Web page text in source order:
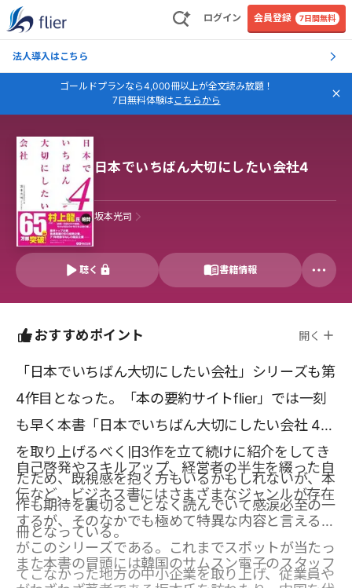
ログイン 会員登録 7日間無料
法人導入はこちら
ゴールドプランなら4,000冊以上が全文読み放題！
7日無料体験はこちらから
日本でいちばん大切にしたい会社4
坂本光司
聴く 書籍情報
おすすめポイント 開く
「日本でいちばん大切にしたい会社」シリーズも第
4作目となった。「本の要約サイトflier」では一刻
も早く本書「日本でいちばん大切にしたい会社 4」
を取り上げるべく旧3作を立て続けに紹介をしてき
たため、既視感を抱く方もいるかもしれないが、本
作も期待を裏切ることなく読んでいて感涙必至の一
冊となっている。
自己啓発やスキルアップ、経営者の半生を綴った自
伝など、ビジネス書にはさまざまなジャンルが存在
するが、そのなかでも極めて特異な内容と言えるの
がこのシリーズである。これまでスポットが当たっ
てこなかった地方の中小企業を取り上げ、従業員や
また本書の冒頭には韓国のサムスン電子のスタッフ